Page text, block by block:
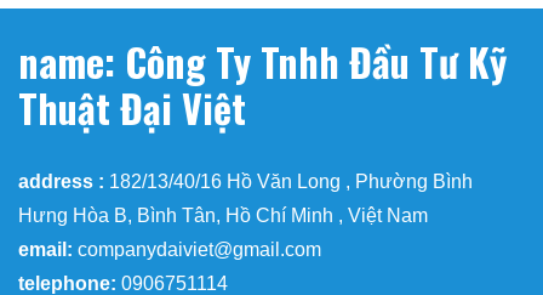
name: Công Ty Tnhh Đầu Tư Kỹ
Thuật Đại Việt
address : 182/13/40/16 Hồ Văn Long , Phường Bình
Hưng Hòa B, Bình Tân, Hồ Chí Minh , Việt Nam
email: companydaiviet@gmail.com
telephone: 0906751114